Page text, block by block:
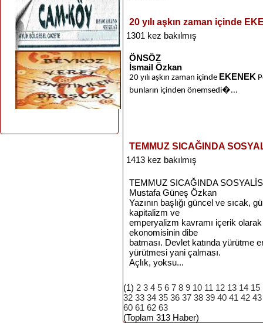
20 yılı aşkın zaman içinde
1301 kez bakılmış
ÖNSÖZ
İsmail Özkan
20 yılı aşkın zaman içinde EKENEK
bunların içinden önemsedi�...
TEMMUZ SICAĞINDA
1413 kez bakılmış
TEMMUZ SICAĞINDA
Mustafa Güneş Özkan
Yazının başlığı güncel ve
kapitalizm ve
emperyalizm kavramı içerik
ekonomisinin dibe
batması. Devlet katında yürütme
yürütmesi yani çalması.
Açlık, yoksu...
(1) 2 3 4 5 6 7 8 9 10 11 12 13 14 15
32 33 34 35 36 37 38 39 40 41 42 43
60 61 62 63
(Toplam 313 Haber)